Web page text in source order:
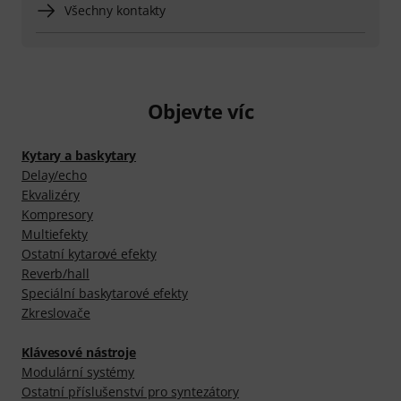
Všechny kontakty
Objevte víc
Kytary a baskytary
Delay/echo
Ekvalizéry
Kompresory
Multiefekty
Ostatní kytarové efekty
Reverb/hall
Speciální baskytarové efekty
Zkreslovače
Klávesové nástroje
Modulární systémy
Ostatní příslušenství pro syntezátory